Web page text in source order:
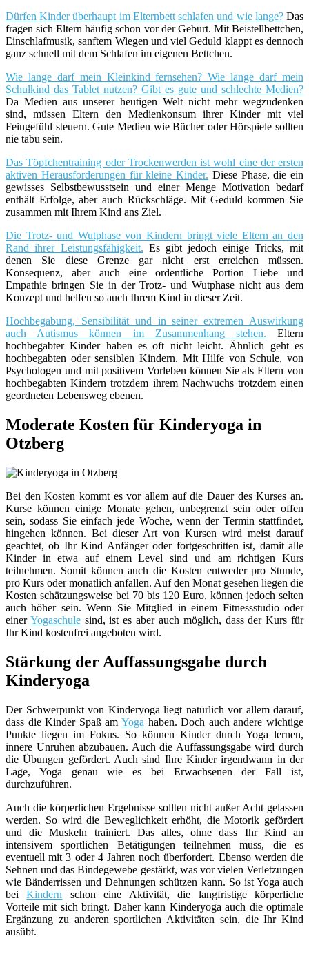
Dürfen Kinder überhaupt im Elternbett schlafen und wie lange?Das
fragen sich Eltern häufig schon vor der Geburt. Mit Beistellbettchen,
Einschlafmusik, sanftem Wiegen und viel Geduld klappt es dennoch
ganz schnell mit dem Schlafen im eigenen Bettchen.
Wie lange darf mein Kleinkind fernsehen? Wie lange darf mein
Schulkind das Tablet nutzen? Gibt es gute und schlechte Medien?
Da Medien aus unserer heutigen Welt nicht mehr wegzudenken
sind, müssen Eltern den Medienkonsum ihrer Kinder mit viel
Feingefühl steuern. Gute Medien wie Bücher oder Hörspiele sollten
nie tabu sein.
Das Töpfchentraining oder Trockenwerden ist wohl eine der ersten
aktiven Herausforderungen für kleine Kinder. Diese Phase, die ein
gewisses Selbstbewusstsein und einer Menge Motivation bedarf
enthält Erfolge, aber auch Rückschläge. Mit Geduld kommen Sie
zusammen mit Ihrem Kind ans Ziel.
Die Trotz- und Wutphase von Kindern bringt viele Eltern an den
Rand ihrer Leistungsfähigkeit. Es gibt jedoch einige Tricks, mit
denen Sie diese Grenze gar nicht erst erreichen müssen.
Konsequenz, aber auch eine ordentliche Portion Liebe und
Empathie bringen Sie in der Trotz- und Wutphase nicht aus dem
Konzept und helfen so auch Ihrem Kind in dieser Zeit.
Hochbegabung, Sensibilität und in seiner extremen Auswirkung
auch Autismus können im Zusammenhang stehen. Eltern
hochbegabter Kinder haben es oft nicht leicht. Ähnlich geht es
hochbegabten oder sensiblen Kindern. Mit Hilfe von Schule, von
Psychologen und mit positivem Vorleben können Sie als Eltern von
hochbegabten Kindern trotzdem ihrem Nachwuchs trotzdem einen
geordneten Lebensweg ebenen.
Moderate Kosten für Kinderyoga in
Otzberg
Bei den Kosten kommt es vor allem auf die Dauer des Kurses an.
Kurse können einige Monate gehen, unbegrenzt sein oder offen
sein, sodass Sie einfach jede Woche, wenn der Termin stattfindet,
hingehen können. Bei dieser Art von Kursen wird meist darauf
geachtet, ob Ihr Kind Anfänger oder fortgeschritten ist, damit alle
Kinder in etwa auf einem Level sind und am richtigen Kurs
teilnehmen. Somit können auch die Kosten entweder pro Stunde,
pro Kurs oder monatlich anfallen. Auf den Monat gesehen liegen die
Kosten schätzungsweise bei 70 bis 120 Euro, können jedoch selten
auch höher sein. Wenn Sie Mitglied in einem Fitnessstudio oder
einer Yogaschulesind, ist es aber auch möglich, dass der Kurs für
Ihr Kind kostenfrei angeboten wird.
Stärkung der Auffassungsgabe durch
Kinderyoga
Der Schwerpunkt von Kinderyoga liegt natürlich vor allem darauf,
dass die Kinder Spaß am Yoga haben. Doch auch andere wichtige
Punkte liegen im Fokus. So können Kinder durch Yoga lernen,
innere Unruhen abzubauen. Auch die Auffassungsgabe wird durch
die Übungen gefördert. Auch sind Ihre Kinder irgendwann in der
Lage, Yoga genau wie es bei Erwachsenen der Fall ist,
durchzuführen.
Auch die körperlichen Ergebnisse sollten nicht außer Acht gelassen
werden. So wird die Beweglichkeit erhöht, die Motorik gefördert
und die Muskeln trainiert. Das alles, ohne dass Ihr Kind an
intensivem sportlichen Betätigungen teilnehmen muss, die es
eventuell mit 3 oder 4 Jahren noch überfordert. Ebenso werden die
Sehnen und das Bindegewebe gestärkt, was vor vielen Verletzungen
wie Bänderrissen und Dehnungen schützen kann. So ist Yoga auch
beiKindern schon eine Aktivität, die langfristige körperliche
Vorteile mit sich bringt. Daher kann Kinderyoga auch die optimale
Ergänzung zu anderen sportlichen Aktivitäten sein, die Ihr Kind
ausübt.